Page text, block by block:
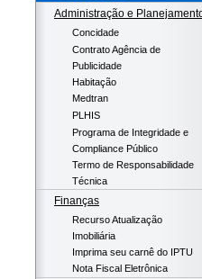
Administração e
Concidade
Contrato Agência de
Publicidade
Habitação
Medtran
PLHIS
Programa de Integridade e
Compliance Público
Termo de Responsabilidade
Técnica
Finanças
Recurso Atualização
Imobiliária
Imprima seu carnê do IPTU
Nota Fiscal Eletrônica